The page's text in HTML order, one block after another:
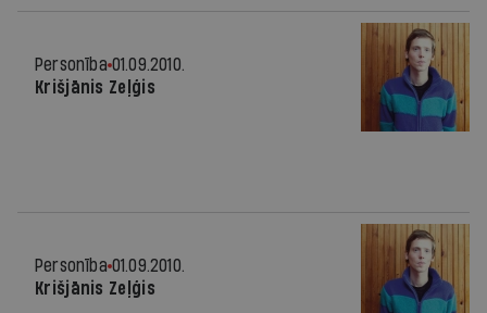
Personība 01.09.2010.
Krišjānis Zeļģis
Personība 01.09.2010.
Krišjānis Zeļģis